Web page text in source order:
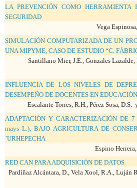
LA PREVENCIÓN COMO HERRAMIENTA
SEGURIDAD
Vega
SIMULACIÓN COMPUTARIZADA DE UN
UNA MIPYME, CASO DE ESTUDIO “C.
Santillano Mier, J.E., Gonzales
INFLUENCIA DE LOS NIVELES DE
DESEMPEÑO DE DOCENTES EN
Escalante Torres, R.H., Pérez Sosa,
ADAPTACIÓN Y CARACTERIZACIÓN DE
mays L.), BAJO AGRICULTURA DE
´URHEPECHA
Espino
RED CAN PARA ADQUISICIÓN DE DATOS
Pardíñaz Alcántara, D., Vela Xool, R.A., Luján